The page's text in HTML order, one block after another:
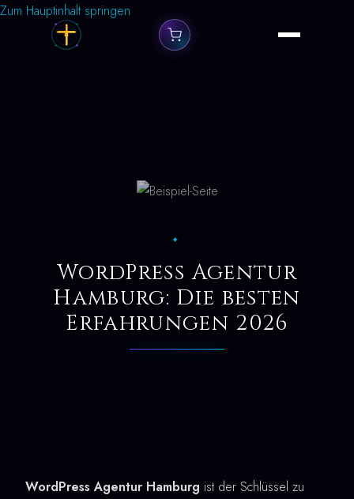
Zum Hauptinhalt springen
✦
WordPress Agentur
Hamburg: Die besten
Erfahrungen 2026
WordPress Agentur Hamburg ist der Schlüssel zu